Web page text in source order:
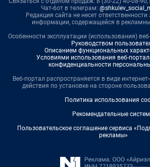
Чат-бот в телеграм:
Редакция сайта не несет ответственности
информации, содержащейся в
Особенности эксплуатации (использования)
Руководством
Описанием функциональных
Условиями использования веб-
конфиденциальности
Веб-портал распространяется в виде
действия по установке на стороне
Политика использования
Рекомендательные
Пользовательское соглашение сервиса
рекламы»